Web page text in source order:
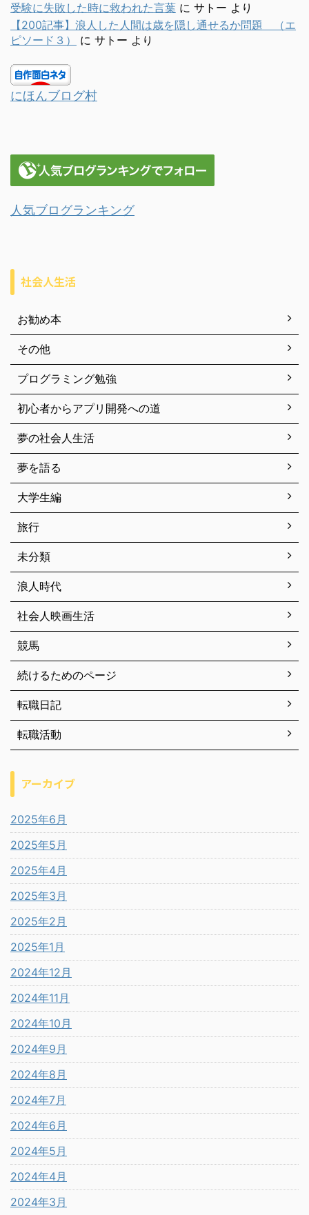
受験に失敗した時に救われた言葉 に サトー より
【200記事】浪人した人間は歳を隠し通せるか問題 （エ
ピソード３）
に サトー より
にほんブログ村
人気ブログランキング
社会人生活
お勧め本
その他
プログラミング勉強
初心者からアプリ開発への道
夢の社会人生活
夢を語る
大学生編
旅行
未分類
浪人時代
社会人映画生活
競馬
続けるためのページ
転職日記
転職活動
アーカイブ
2025年6月
2025年5月
2025年4月
2025年3月
2025年2月
2025年1月
2024年12月
2024年11月
2024年10月
2024年9月
2024年8月
2024年7月
2024年6月
2024年5月
2024年4月
2024年3月